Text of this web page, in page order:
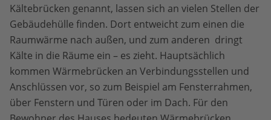
Kältebrücken genannt, lassen sich an vielen Stellen der
Gebäudehülle finden. Dort entweicht zum einen die
Raumwärme nach außen, und zum anderen dringt
Kälte in die Räume ein – es zieht. Hauptsächlich
kommen Wärmebrücken an Verbindungsstellen und
Anschlüssen vor, so zum Beispiel am Fensterrahmen,
über Fenstern und Türen oder im Dach. Für den